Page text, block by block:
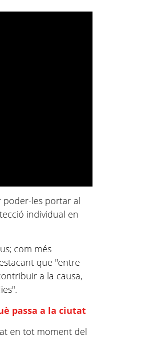
poder-les portar al
individual en
com més
que "entre
a la causa,
passa a la ciutat
en tot moment del